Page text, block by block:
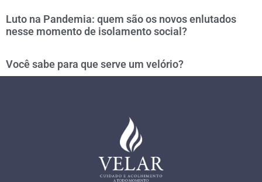
Luto na Pandemia: quem são os novos enlutados
nesse momento de isolamento social?
Você sabe para que serve um velório?